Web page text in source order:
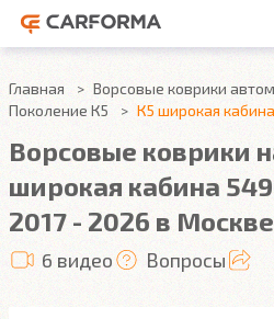
Главная Ворсовые коврики
Поколение К5
К5 широкая
Ворсовые коврики
широкая кабина
2017 - 2026 в Москве
6 видео Вопросы